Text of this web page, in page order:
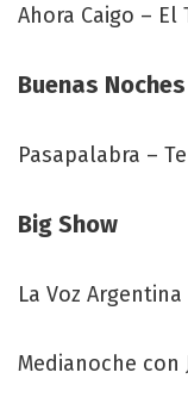
Ahora Caigo – El
Buenas
Pasapalabra –
Big Show
La Voz
Medianoche con